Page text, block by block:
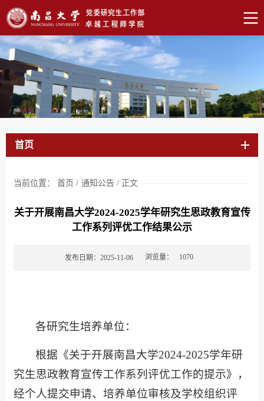
首页
当前位置： 首页 / 通知公告 / 正文
关于开展南昌大学2024-2025学年研究生思政教育宣传
工作系列评优工作结果公示
发布日期：2025-11-06 浏览量： 1070
各研究生培养单位：
根据《关于开展南昌大学2024-2025学年研
究生思政教育宣传工作系列评优工作的提示》，
经个人提交申请、培养单位审核及学校组织评